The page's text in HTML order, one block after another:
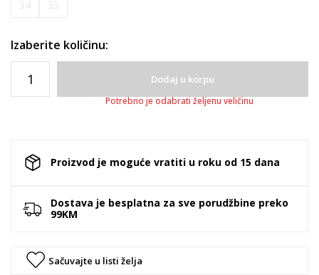
Izaberite količinu:
Dodaj u korpu
Potrebno je odabrati željenu veličinu
Proizvod je moguće vratiti u roku od 15 dana
Dostava je besplatna za sve porudžbine preko
99KM
Sačuvajte u listi želja